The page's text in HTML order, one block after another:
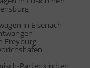
in Eisenach
Freyburg
Partenkirchen